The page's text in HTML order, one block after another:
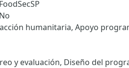
No
humanitaria, Apoyo
y evaluación, Diseño del